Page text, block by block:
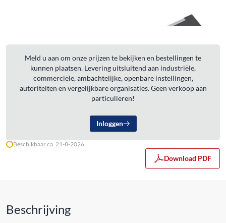
Meld u aan om onze prijzen te bekijken en bestellingen te
kunnen plaatsen. Levering uitsluitend aan industriële,
commerciële, ambachtelijke, openbare instellingen,
autoriteiten en vergelijkbare organisaties. Geen verkoop aan
particulieren!
Inloggen
Beschikbaar ca. 21-8-2026
Download PDF
Beschrijving